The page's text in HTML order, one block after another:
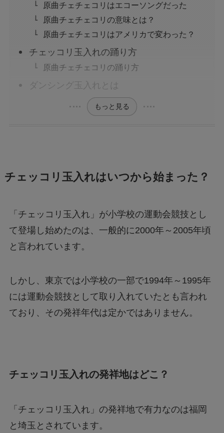
原曲チェチェコリはエコーソングだった
原曲チェチェコリの意味とは？
原曲チェチェコリはアメリカで変わった？
チェッコリ玉入れの踊り方
原曲チェチェコリの踊り方
ダンシング玉入れとは
もっと見る
チェッコリ玉入れはいつから始まった？
「チェッコリ玉入れ」が小学校の運動会競技とし
て登場し始めたのは、一般的に2000年～2005年頃
と言われています。
しかし、東京では小学校の一部で1994年～1995年
には運動会競技として取り入れていたとも言われ
ており、その発祥年代は定かではありません。
チェッコリ玉入れの発祥地はどこ？
「チェッコリ玉入れ」の発祥地で有力なのは福岡
と埼玉とされています。